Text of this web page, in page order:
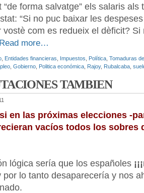
“de forma salvatge” els salaris
“Si no puc baixar les
vostè com es redueix el dèficit?
Read more…
Entidades financieras Impuestos Política Tomaduras
Gobierno Politica económica Rajoy, Rubalcaba
TAMBIEN
en las próximas elecciones -
vacíos todos los sobres
lógica sería que los españoles
por lo tanto desaparecería y nos